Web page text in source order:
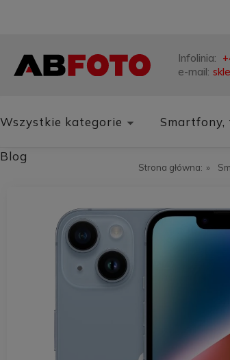
Infolinia:
e-mail:
Wszystkie kategorie
Blog
Strona główna: »